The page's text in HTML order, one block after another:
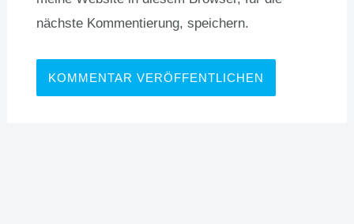
nächste Kommentierung, speichern.